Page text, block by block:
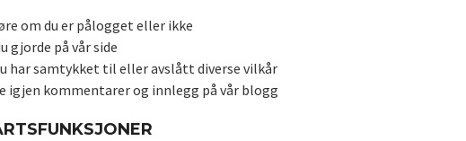
om du er pålogget eller ikke
gjorde på vår side
har samtykket til eller avslått diverse vilkår
igjen kommentarer og innlegg på vår blogg